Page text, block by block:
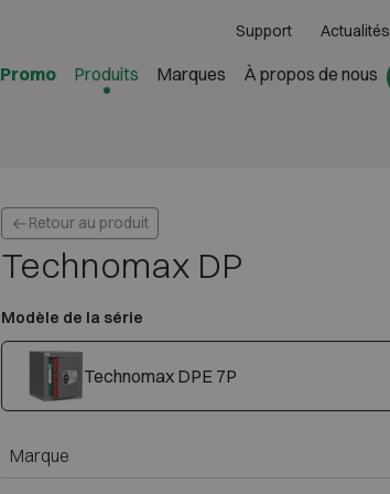
Support Actualités
Promo Produits Marques À propos de nous
Retour au produit
Technomax DP
Modèle de la série
Technomax DPE 7P
Marque